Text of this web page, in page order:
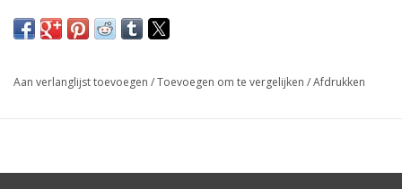
Aan verlanglijst toevoegen /Toevoegen om te vergelijken /Afdrukken